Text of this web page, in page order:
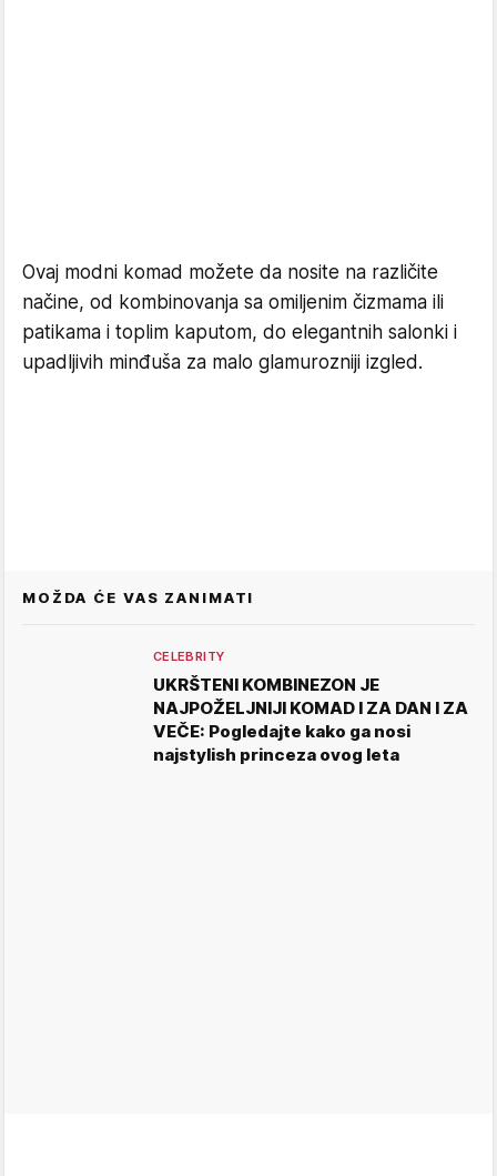
Ovaj modni komad možete da nosite na različite
načine, od kombinovanja sa omiljenim čizmama ili
patikama i toplim kaputom, do elegantnih salonki i
upadljivih minđuša za malo glamurozniji izgled.
MOŽDA ĆE VAS ZANIMATI
CELEBRITY
UKRŠTENI KOMBINEZON JE
NAJPOŽELJNIJI KOMAD I ZA DAN I ZA
VEČE: Pogledajte kako ga nosi
najstylish princeza ovog leta